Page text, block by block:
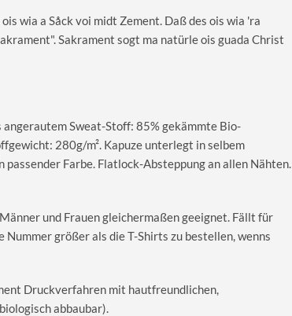
wia a Såck voi midt Zement. Daß des ois wia 'ra
Sakrament sogt ma natürle ois guada Christ
Sweat-Stoff: 85% gekämmte Bio-
280g/m². Kapuze unterlegt in selbem
Farbe. Flatlock-Absteppung an allen Nähten.
und Frauen gleichermaßen geeignet. Fällt für
größer als die T-Shirts zu bestellen, wenns
Druckverfahren mit hautfreundlichen,
abbaubar).